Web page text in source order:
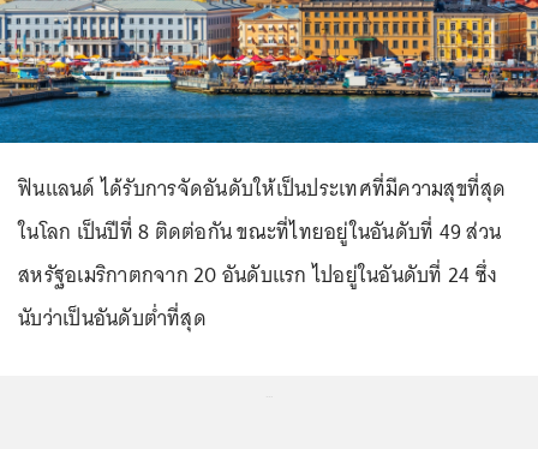
ฟินแลนด์ ได้รับการจัดอันดับให้เป็นประเทศที่มีความสุขที่สุด
ในโลก เป็นปีที่ 8 ติดต่อกัน ขณะที่ไทยอยู่ในอันดับที่ 49 ส่วน
สหรัฐอเมริกาตกจาก 20 อันดับแรก ไปอยู่ในอันดับที่ 24 ซึ่ง
นับว่าเป็นอันดับต่ำที่สุด